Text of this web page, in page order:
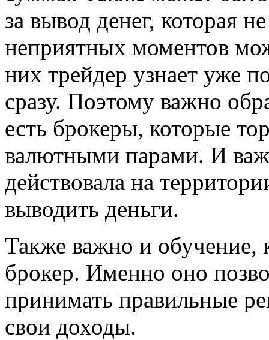
за вывод денег, которая
неприятных моментов
них трейдер узнает уже
сразу. Поэтому важно
есть брокеры, которые
валютными парами. И
действовала на
выводить деньги.
Также важно и обучение,
брокер. Именно оно
принимать правильные
свои доходы.